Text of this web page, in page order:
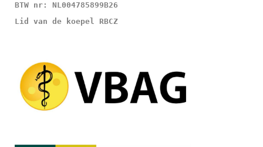
BTW nr: NL004785899B26
Lid van de koepel RBCZ